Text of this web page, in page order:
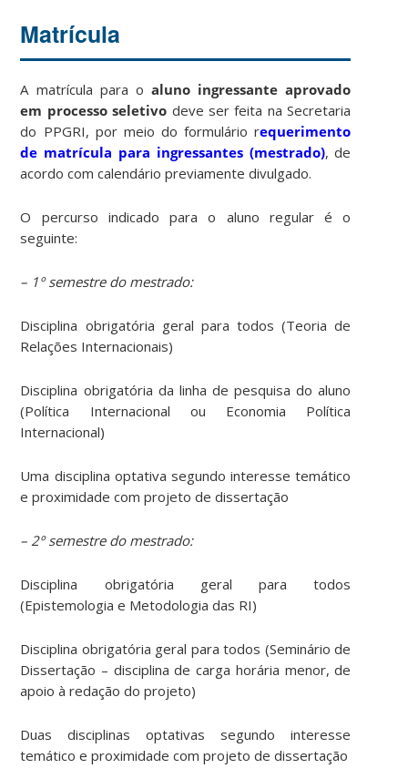
Matrícula
A matrícula para o aluno ingressante aprovado
em processo seletivo deve ser feita na Secretaria
do PPGRI, por meio do formulário requerimento
de matrícula para ingressantes (mestrado), de
acordo com calendário previamente divulgado.
O percurso indicado para o aluno regular é o
seguinte:
– 1º semestre do mestrado:
Disciplina obrigatória geral para todos (Teoria de
Relações Internacionais)
Disciplina obrigatória da linha de pesquisa do aluno
(Política Internacional ou Economia Política
Internacional)
Uma disciplina optativa segundo interesse temático
e proximidade com projeto de dissertação
– 2º semestre do mestrado:
Disciplina obrigatória geral para todos
(Epistemologia e Metodologia das RI)
Disciplina obrigatória geral para todos (Seminário de
Dissertação – disciplina de carga horária menor, de
apoio à redação do projeto)
Duas disciplinas optativas segundo interesse
temático e proximidade com projeto de dissertação